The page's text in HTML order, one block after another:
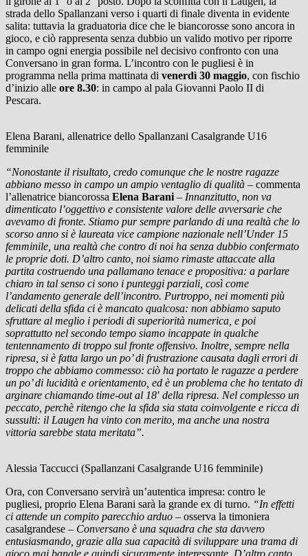
strada dello Spallanzani verso i quarti di finale diventa in evidente
salita: tuttavia la graduatoria dice che le biancorosse sono ancora in
gioco, e ciò rappresenta senza dubbio un valido motivo per riporre
in campo ogni energia possibile nel decisivo confronto con una
Conversano in gran forma. L’incontro con le pugliesi è in
programma nella prima mattinata di venerdì 30 maggio, con fischio
d’inizio alle ore 8.30: in campo al pala Giovanni Paolo II di
Pescara.
Elena Barani, allenatrice dello Spallanzani Casalgrande U16
femminile
“Nonostante il risultato, credo comunque che le nostre ragazze
abbiano messo in campo un ampio ventaglio di qualità – commenta
l’allenatrice biancorossa Elena Barani – Innanzitutto, non va
dimenticato l’oggettivo e consistente valore delle avversarie che
avevamo di fronte. Stiamo pur sempre parlando di una realtà che lo
scorso anno si è laureata vice campione nazionale nell’Under 15
femminile, una realtà che contro di noi ha senza dubbio confermato
le proprie doti. D’altro canto, noi siamo rimaste attaccate alla
partita costruendo una pallamano tenace e propositiva: a parlare
chiaro in tal senso ci sono i punteggi parziali, così come
l’andamento generale dell’incontro. Purtroppo, nei momenti più
delicati della sfida ci è mancato qualcosa: non abbiamo saputo
sfruttare al meglio i periodi di superiorità numerica, e poi
soprattutto nel secondo tempo siamo incappate in qualche
tentennamento di troppo sul fronte offensivo. Inoltre, sempre nella
ripresa, si è fatta largo un po’ di frustrazione causata dagli errori di
troppo che abbiamo commesso: ciò ha portato le ragazze a perdere
un po’ di lucidità e orientamento, ed è un problema che ho tentato di
arginare chiamando time-out al 18′ della ripresa. Nel complesso un
peccato, perchè ritengo che la sfida sia stata coinvolgente e ricca di
sussulti: il Laugen ha vinto con merito, ma anche una nostra
vittoria sarebbe stata meritata”.
Alessia Taccucci (Spallanzani Casalgrande U16 femminile)
Ora, con Conversano servirà un’autentica impresa: contro le
pugliesi, proprio Elena Barani sarà la grande ex di turno. “In effetti
ci attende un compito parecchio arduo – osserva la timoniera
casalgrandese – Conversano è una squadra che sta davvero
entusiasmando, grazie alla sua capacità di sviluppare una trama di
gioco mai banale e quindi sicuramente interessante. D’altro canto,